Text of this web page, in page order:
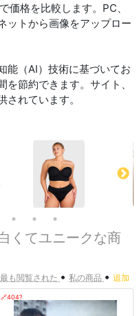
格を比較します。PC、
ットから画像をアップロー
能（AI）技術に基づいてお
節約できます。サイト、
れています。
くてユニークな商
最も閲覧された • 私の商品 • 追加
🔗404?